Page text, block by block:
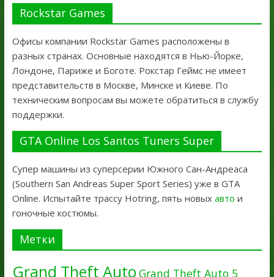
Rockstar Games
Офисы компании Rockstar Games расположены в
разных странах. Основные находятся в Нью-Йорке,
Лондоне, Париже и Боготе. Рокстар Геймс не имеет
представительств в Москве, Минске и Киеве. По
техническим вопросам вы можете обратиться в службу
поддержки.
GTA Online Los Santos Tuners Super
Супер машины из суперсерии Южного Сан-Андреаса
(Southern San Andreas Super Sport Series) уже в GTA
Online. Испытайте трассу Hotring, пять новых авто и
гоночные костюмы.
Метки
Grand Theft Auto Grand Theft Auto 5